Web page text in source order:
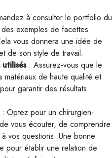
à consulter le portfolio du
exemples de facettes
vous donnera une idée de
de son style de travail.
: Assurez-vous que le
matériaux de haute qualité et
garantir des résultats
: Optez pour un chirurgien-
vous écouter, de comprendre
vos questions. Une bonne
pour établir une relation de